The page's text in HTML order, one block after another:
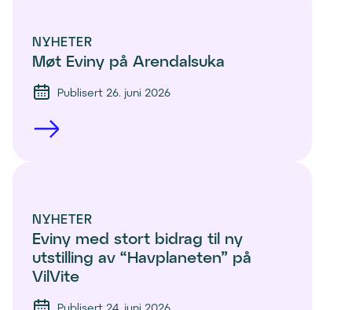
NYHETER
Møt Eviny på Arendalsuka
Publisert 26. juni 2026
NYHETER
Eviny med stort bidrag til ny
utstilling av “Havplaneten” på
VilVite
Publisert 24. juni 2026